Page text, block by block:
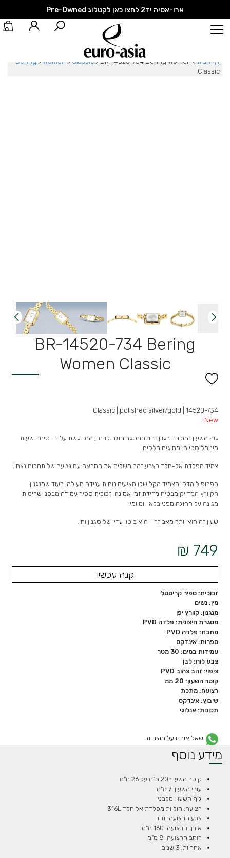
ארו-אסיה יד2 לחצו כאן לקטלוג Pre-Owned
0
דף הבית >
Bering > Women > Classic > BR-14520-734 Bering Women
Classic
BR-14520-734 Bering
Women Classic
Classic | polished silver/gold | 14520-734
New
גוף השעון המלבני בגוון זהב ממסגר חוגה לבנה, המודגשת על ידי סימני שעות
מינימליסטיים ומחוגים חלקים.
צמיד מפלדת אל-חלד בצבע זהב משלים את המראה עם נגיעה של תחכום נצחי.
הפרופיל הדק והצמיד הקל שלו מציעים נוחות ענידה מעולה, בעוד שמנגנון
הקוורץ המדויק מבטיח מדידת זמן אמינה. זכוכית ספיר עמידה מבפני שריטות
מגינה על החוגה מפני בלאי יומיומי.
שעון זה הוא יותר מאביזר - הוא ביטוי עדין של סגנון וחן.
749 ₪
קנה עכשיו
זכוכית: ספיר קריסטל
מין: נשים
מנגנון: קוורץ יפן
מסגרת חיצונית: פלדה PVD
מתכת: פלדה PVD
ספרות: אינדקס
עמידות במים: 30 מטר
צבע לוח: לבן
ציפוי: זהב צהוב PVD
קוטר השעון: 20 ממ
רצועה: מתכת
שיבוץ: אינדקס
תכונות: אנלוגי
שאל אותנו על מוצר זה
מידע נוסף
קוטר השעון: 20 מ"מ על 26 מ"מ
עובי השעון: 7 מ"מ
גוף השעון: מלבני
רצועה: חוליות מפלדת אל חלד 316L
צבע הרצועה: זהב
אורך הרצועה: 160 מ"מ
רוחב הרצועה: 8 מ"מ
אחריות: 3 שנים